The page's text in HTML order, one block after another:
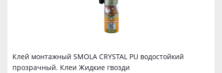
Клей монтажный SMOLA CRYSTAL PU водостойкий
прозрачный. Клеи Жидкие гвозди